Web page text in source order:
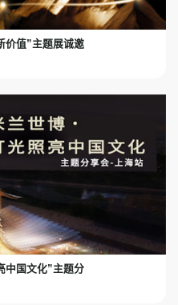
价值”主题展诚邀
中国文化”主题分